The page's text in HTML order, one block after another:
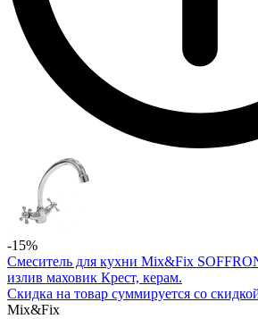
-15%
Смеситель для кухни Mix&Fix
излив маховик Крест, керам.
Скидка на товар суммируется со
Mix&Fix